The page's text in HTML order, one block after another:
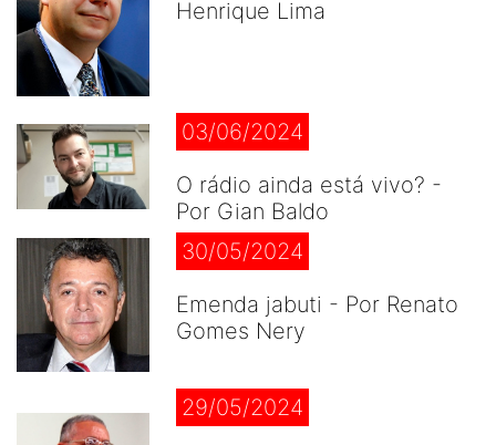
Henrique Lima
03/06/2024
O rádio ainda está vivo? -
Por Gian Baldo
30/05/2024
Emenda jabuti - Por Renato
Gomes Nery
29/05/2024